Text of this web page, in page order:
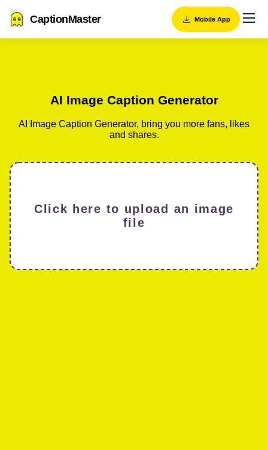
CaptionMaster Mobile App
AI Image Caption Generator
AI Image Caption Generator, bring you more fans, likes
and shares.
Click here to upload an image
file